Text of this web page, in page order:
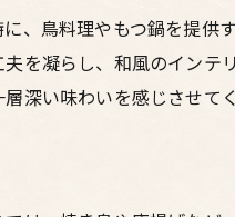
、鳥料理やもつ鍋を提供
を凝らし、和風のインテ
深い味わいを感じさせてく